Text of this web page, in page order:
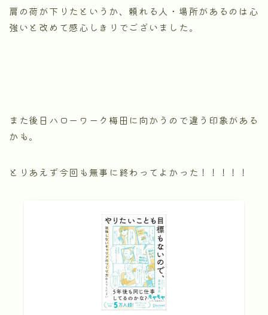
肩の荷が下りたというか、頼れる人・場所があるのは心
強いと改めて感心しきりでございました。
また後日ハローワーク梅田に向かうので違う印象がある
かも。
とりあえず今回も無事に終わってよかった！！！！！